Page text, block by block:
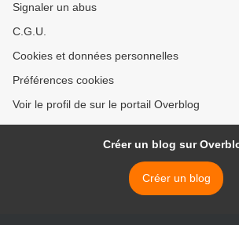
Signaler un abus
C.G.U.
Cookies et données personnelles
Préférences cookies
Voir le profil de sur le portail Overblog
Créer un blog sur
Créer un blog